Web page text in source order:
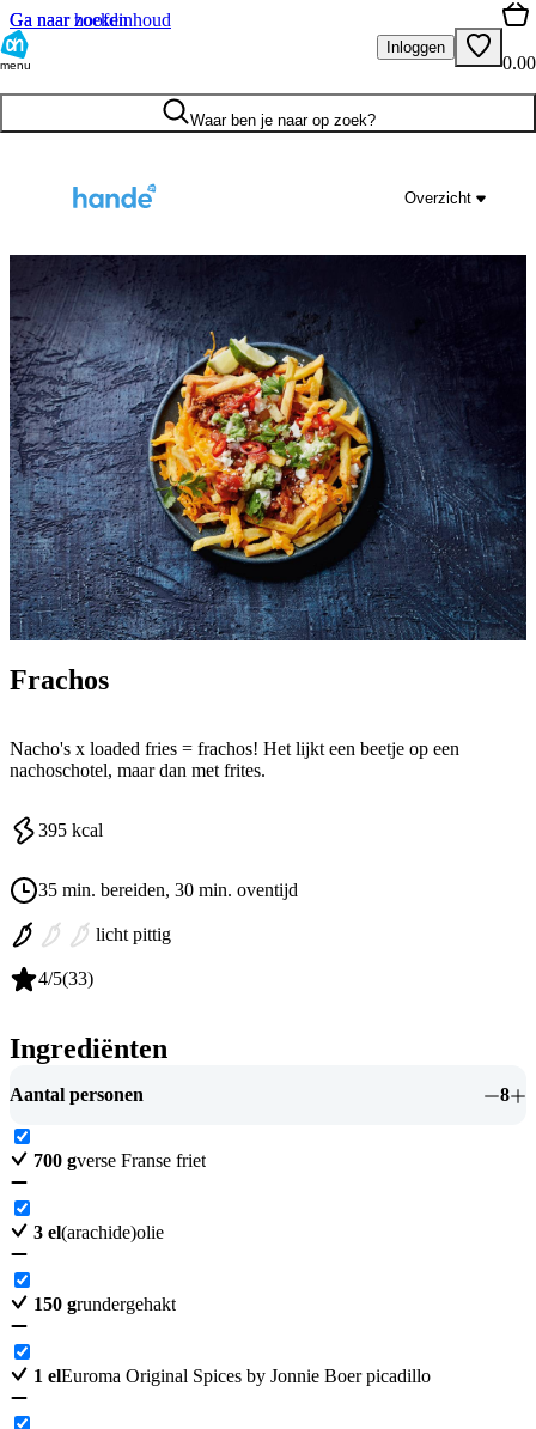
Ga naar hoofdinhoud
Ga naar zoeken
menu
Inloggen
0.00
Waar ben je naar op zoek?
Overzicht
Frachos
Nacho's x loaded fries = frachos! Het lijkt een beetje op een
nachoschotel, maar dan met frites.
395 kcal
35 min. bereiden, 30 min. oventijd
licht pittig
4/5(33)
Ingrediënten
Aantal personen 8
700 gverse Franse friet
3 el(arachide)olie
150 grundergehakt
1 elEuroma Original Spices by Jonnie Boer picadillo